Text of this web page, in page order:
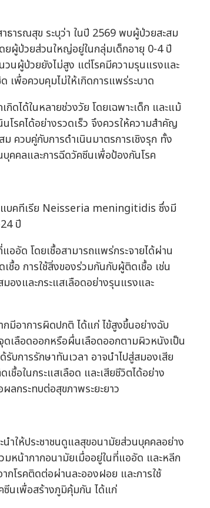
ธารณสุข ระบุว่า ในปี 2569 พบผู้ป่วยสะสม
ยผู้ป่วยส่วนใหญ่อยู่ในกลุ่มเด็กอายุ 0-4 ปี
นผู้ป่วยยังไม่สูง แต่โรคมีความรุนแรงและ
เพื่อควบคุมไม่ให้เกิดการแพร่ระบาด
ดได้ในหลายช่วงวัย โดยเฉพาะเด็ก และแม้
โรคได้อย่างรวดเร็ว จึงควรให้ความสำคัญ
ควบคู่กับการดำเนินมาตรการเชิงรุก ทั้ง
คคลและการฉีดวัคซีนเพื่อป้องกันโรค
แบคทีเรีย Neisseria meningitidis ซึ่งมี
ปี
อัด โดยเชื้อสามารถแพร่กระจายได้ผ่าน
อ การใช้สิ่งของร่วมกันกับผู้ติดเชื้อ เช่น
องและกระแสเลือดอย่างรุนแรงและ
กมีอาการผิดปกติ ได้แก่ ไข้สูงขึ้นอย่างฉับ
เลือดออกหรือผื่นเลือดออกตามผิวหนังเป็น
การรักษาทันเวลา อาจนำไปสู่สมองเสีย
ชื้อในกระแสเลือด และเสียชีวิตได้อย่าง
ลกระทบต่อสุขภาพระยะยาว
ำให้ประชาชนดูแลสุขอนามัยส่วนบุคคลอย่าง
มหน้ากากอนามัยเมื่ออยู่ในที่แออัด และหลีก
กโรคติดต่อผ่านละอองฝอย และการใช้
นเพื่อสร้างภูมิคุ้มกัน ได้แก่